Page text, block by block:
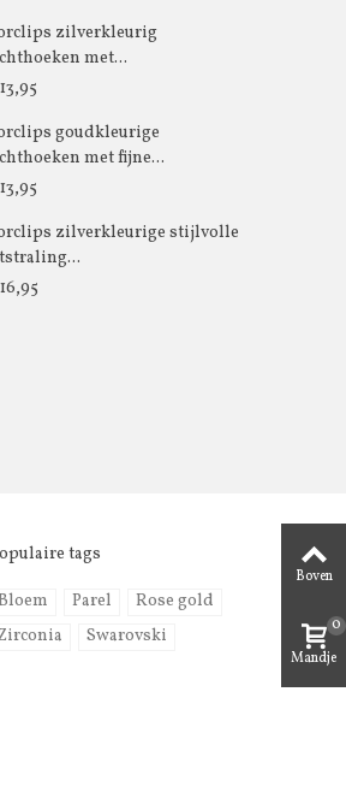
zilverkleurig
met...
goudkleurige
met fijne...
zilverkleurige stijlvolle
tags
Parel
Rose gold
Swarovski
Boven
Mandje
0